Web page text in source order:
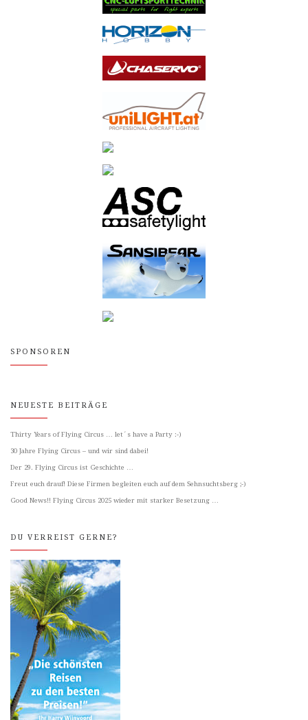
SPONSOREN
NEUESTE BEITRÄGE
Thirty Years of Flying Circus … let´s have a Party :-)
30 Jahre Flying Circus – und wir sind dabei!
Der 29. Flying Circus ist Geschichte …
Freut euch drauf! Diese Firmen begleiten euch auf dem Sehnsuchtsberg ;-)
Good News!! Flying Circus 2025 wieder mit starker Besetzung …
DU VERREIST GERNE?